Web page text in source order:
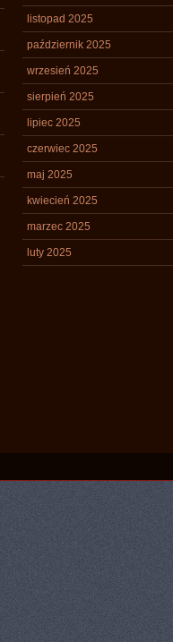
listopad 2025
październik 2025
wrzesień 2025
sierpień 2025
lipiec 2025
czerwiec 2025
maj 2025
kwiecień 2025
marzec 2025
luty 2025